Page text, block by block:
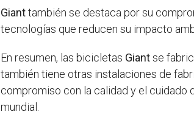
Gianttambién se destaca por su
tecnologías que reducen su impacto
En resumen, las bicicletas Giantse
también tiene otras instalaciones de
compromiso con la calidad y el cuidado
mundial.